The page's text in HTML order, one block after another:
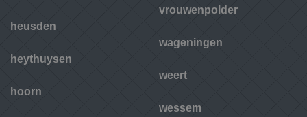
heusden
heythuysen
hoorn
vrouwenpolder
wageningen
weert
wessem